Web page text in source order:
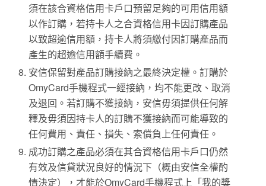
須在該合資格信用卡戶口預留足夠的可用信用額
以作訂購，若持卡人之合資格信用卡因訂購產品
以致超逾信用額，持卡人將須繳付因訂購產品而
產生的超逾信用額手續費。
安信保留對產品訂購接納之最終決定權。訂購於
OmyCard手機程式一經接納，均不能更改、取消
及退回。若訂購不獲接納，安信毋須提供任何解
釋及毋須因持卡人的訂購不獲接納而可能導致的
任何費用、責任、損失、索償負上任何責任。
成功訂購之產品必須在其合資格信用卡戶口仍然
有效及信貸狀況良好的情況下（概由安信全權酌
情決定），才能於OmyCard手機程式上「我的獎